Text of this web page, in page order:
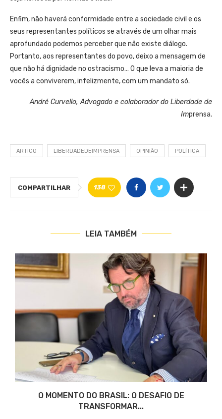
Enfim, não haverá conformidade entre a sociedade civil e os
seus representantes políticos se através de um olhar mais
aprofundado podemos perceber que não existe diálogo.
Portanto, aos representantes do povo, deixo a mensagem de
que não há dignidade no ostracismo… O que leva a maioria de
vocês a conviverem, infelizmente, com um mandato só.
André Curvello, Advogado e colaborador do Liberdade de
Imprensa.
ARTIGO LIBERDADEDEIMPRENSA OPINIÃO POLÍTICA
COMPARTILHAR 138
LEIA TAMBÉM
O MOMENTO DO BRASIL: O DESAFIO DE
TRANSFORMAR...